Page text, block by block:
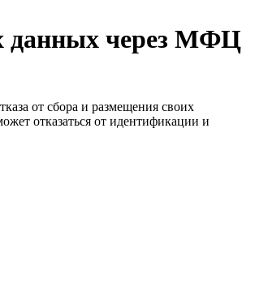
данных через МФЦ
от сбора и размещения своих
отказаться от идентификации и